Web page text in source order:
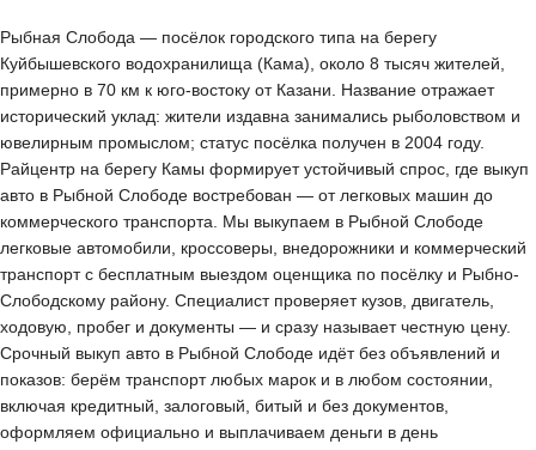
Рыбная Слобода — посёлок городского типа на берегу
Куйбышевского водохранилища (Кама), около 8 тысяч жителей,
примерно в 70 км к юго-востоку от Казани. Название отражает
исторический уклад: жители издавна занимались рыболовством и
ювелирным промыслом; статус посёлка получен в 2004 году.
Райцентр на берегу Камы формирует устойчивый спрос, где выкуп
авто в Рыбной Слободе востребован — от легковых машин до
коммерческого транспорта. Мы выкупаем в Рыбной Слободе
легковые автомобили, кроссоверы, внедорожники и коммерческий
транспорт с бесплатным выездом оценщика по посёлку и Рыбно-
Слободскому району. Специалист проверяет кузов, двигатель,
ходовую, пробег и документы — и сразу называет честную цену.
Срочный выкуп авто в Рыбной Слободе идёт без объявлений и
показов: берём транспорт любых марок и в любом состоянии,
включая кредитный, залоговый, битый и без документов,
оформляем официально и выплачиваем деньги в день